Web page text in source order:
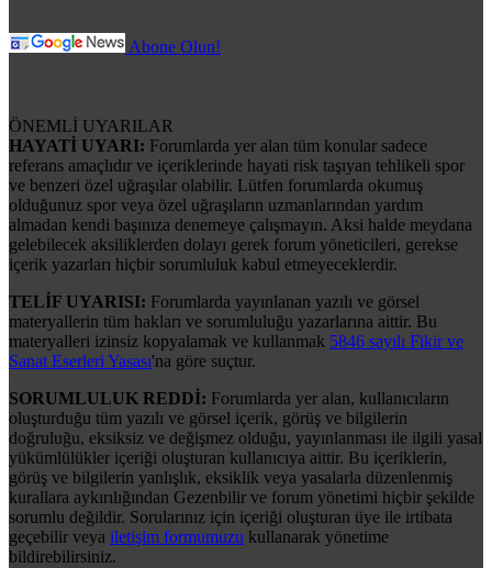
Abone Olun!
ÖNEMLİ UYARILAR
HAYATİ UYARI: Forumlarda yer alan tüm konular sadece
referans amaçlıdır ve içeriklerinde hayati risk taşıyan tehlikeli spor
ve benzeri özel uğraşılar olabilir. Lütfen forumlarda okumuş
olduğunuz spor veya özel uğraşıların uzmanlarından yardım
almadan kendi başınıza denemeye çalışmayın. Aksi halde meydana
gelebilecek aksiliklerden dolayı gerek forum yöneticileri, gerekse
içerik yazarları hiçbir sorumluluk kabul etmeyeceklerdir.
TELİF UYARISI: Forumlarda yayınlanan yazılı ve görsel
materyallerin tüm hakları ve sorumluluğu yazarlarına aittir. Bu
materyalleri izinsiz kopyalamak ve kullanmak 5846 sayılı Fikir ve
Sanat Eserleri Yasası'na göre suçtur.
SORUMLULUK REDDİ: Forumlarda yer alan, kullanıcıların
oluşturduğu tüm yazılı ve görsel içerik, görüş ve bilgilerin
doğruluğu, eksiksiz ve değişmez olduğu, yayınlanması ile ilgili yasal
yükümlülükler içeriği oluşturan kullanıcıya aittir. Bu içeriklerin,
görüş ve bilgilerin yanlışlık, eksiklik veya yasalarla düzenlenmiş
kurallara aykırılığından Gezenbilir ve forum yönetimi hiçbir şekilde
sorumlu değildir. Sorularınız için içeriği oluşturan üye ile irtibata
geçebilir veya iletişim formumuzu kullanarak yönetime
bildirebilirsiniz.